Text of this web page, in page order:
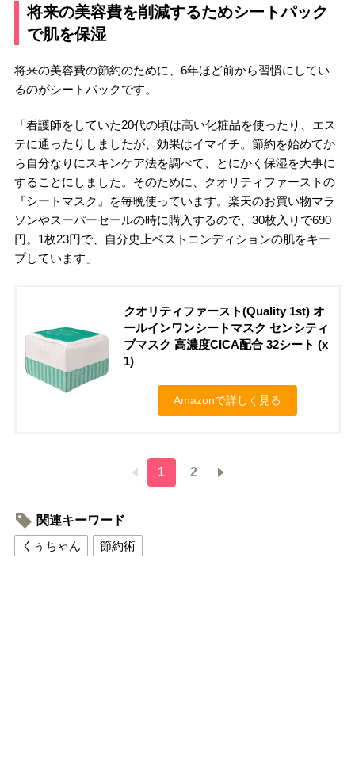
将来の美容費を削減するためシートパック
で肌を保湿
将来の美容費の節約のために、6年ほど前から習慣にしてい
るのがシートパックです。
「看護師をしていた20代の頃は高い化粧品を使ったり、エス
テに通ったりしましたが、効果はイマイチ。節約を始めてか
ら自分なりにスキンケア法を調べて、とにかく保湿を大事に
することにしました。そのために、クオリティファーストの
『シートマスク』を毎晩使っています。楽天のお買い物マラ
ソンやスーパーセールの時に購入するので、30枚入りで690
円。1枚23円で、自分史上ベストコンディションの肌をキー
プしています」
クオリティファースト(Quality 1st) オ
ールインワンシートマスク センシティ
ブマスク 高濃度CICA配合 32シート (x
1)
Amazonで詳しく見る
1 2
関連キーワード
くぅちゃん
節約術